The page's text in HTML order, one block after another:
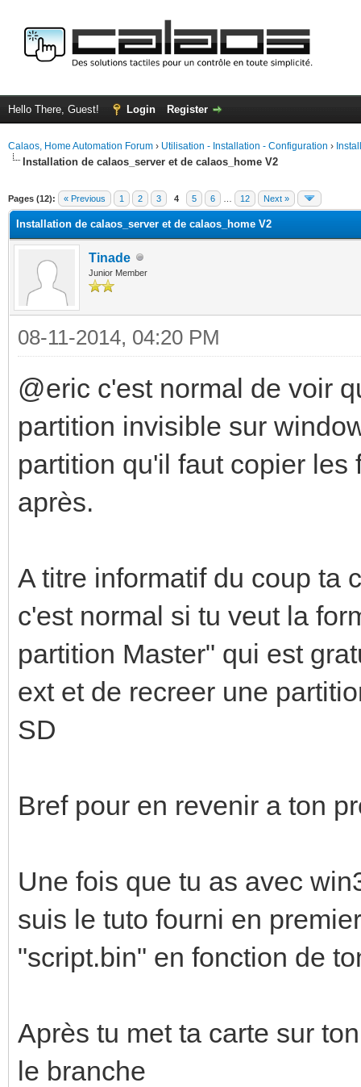
Hello There, Guest! Login Register
Calaos, Home Automation Forum › Utilisation - Installation - Configuration ›
Installation de calaos_server et de calaos_home V2
Pages (12): « Previous 1 2 3 4 5 6 12 Next »
Installation de calaos_server et de calaos_home V2
Tinade
Junior Member
08-11-2014, 04:20 PM
@eric c'est normal de voir
partition invisible sur
partition qu'il faut copier
après.
A titre informatif du coup ta
c'est normal si tu veut la
partition Master" qui est
ext et de recreer une
SD
Bref pour en revenir a ton
Une fois que tu as avec
suis le tuto fourni en
"script.bin" en fonction de
Après tu met ta carte sur
le branche